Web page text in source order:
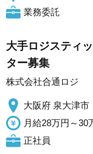
業務委託
大手ロジスティ
ター募集
株式会社合通ロジ
大阪府 泉大津市
月給28万円～30
正社員